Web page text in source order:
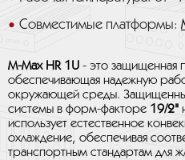
Совместимые платформы:
M-Max HR 1U - это защищенная
обеспечивающая надежную
окружающей среды.
системы в форм-факторе 19/2"
использует естественное
охлаждение, обеспечивая
транспортным стандартам для